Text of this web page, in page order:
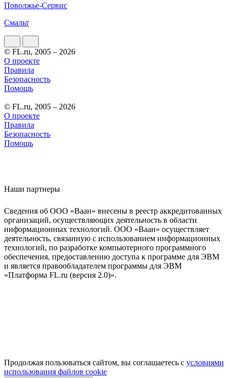
Поволжье-Сервис
Смальт
© FL.ru, 2005 – 2026
О проекте
Правила
Безопасность
Помощь
© FL.ru, 2005 – 2026
О проекте
Правила
Безопасность
Помощь
Наши партнеры
Сведения об ООО «Ваан» внесены в реестр аккредитованных
организаций, осуществляющих деятельность в области
информационных технологий. ООО «Ваан» осуществляет
деятельность, связанную с использованием информационных
технологий, по разработке компьютерного программного
обеспечения, предоставлению доступа к программе для ЭВМ
и является правообладателем программы для ЭВМ
«Платформа FL.ru (версия 2.0)».
Продолжая пользоваться сайтом, вы соглашаетесь с условиями
использования файлов cookie